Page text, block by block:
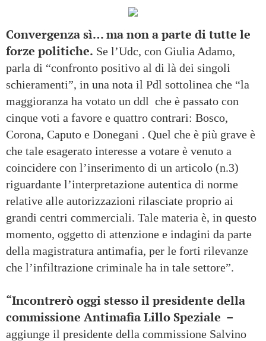
Convergenza sì… ma non a parte di tutte le
forze politiche. Se l’Udc, con Giulia Adamo,
parla di “confronto positivo al di là dei singoli
schieramenti”, in una nota il Pdl sottolinea che “la
maggioranza ha votato un ddl che è passato con
cinque voti a favore e quattro contrari: Bosco,
Corona, Caputo e Donegani . Quel che è più grave è
che tale esagerato interesse a votare è venuto a
coincidere con l’inserimento di un articolo (n.3)
riguardante l’interpretazione autentica di norme
relative alle autorizzazioni rilasciate proprio ai
grandi centri commerciali. Tale materia è, in questo
momento, oggetto di attenzione e indagini da parte
della magistratura antimafia, per le forti rilevanze
che l’infiltrazione criminale ha in tale settore”.
“Incontrerò oggi stesso il presidente della
commissione Antimafia Lillo Speziale –
aggiunge il presidente della commissione Salvino